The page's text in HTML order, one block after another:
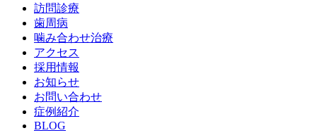
訪問診療
歯周病
噛み合わせ治療
アクセス
採用情報
お知らせ
お問い合わせ
症例紹介
BLOG